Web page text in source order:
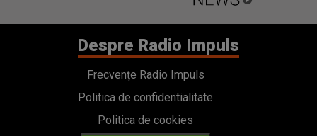
Despre Radio Impuls
Frecvențe Radio Impuls
Politica de confidentialitate
Politica de cookies